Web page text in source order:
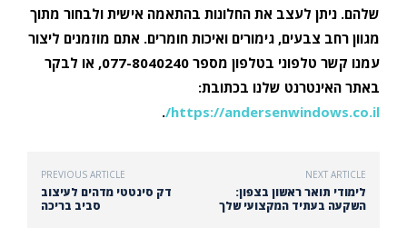
שלהם. ניתן לעצב את החלונות בהתאמה אישית ולבחור מתוך
מגוון רחב צבעים, גימורים ואיכות חומרים. אתם מוזמנים ליצור
עמנו קשר טלפוני בטלפון מספר 077-8040240, או לבקר
באתר האינטרנט שלנו בכתובת:
https://andersenwindows.co.il/
.
PREVIOUS ARTICLE
דק סינטטי מדהים לעיצוב
סביב בריכה
NEXT ARTICLE
לימודי תואר ראשון בצפון:
השקעה בעתיד המקצועי שלך